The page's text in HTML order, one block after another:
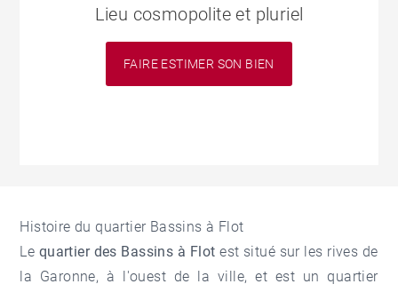
Lieu cosmopolite et pluriel
FAIRE ESTIMER SON BIEN
Histoire du quartier Bassins à Flot
Le quartier des Bassins à Flot est situé sur les rives de
la Garonne, à l'ouest de la ville, et est un quartier